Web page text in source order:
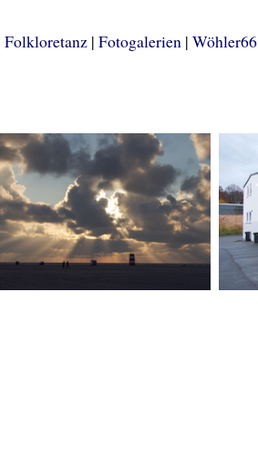
Folkloretanz | Fotogalerien | Wöhler66